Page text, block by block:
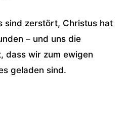
sind zerstört, Christus hat
– und uns die
dass wir zum ewigen
geladen sind.